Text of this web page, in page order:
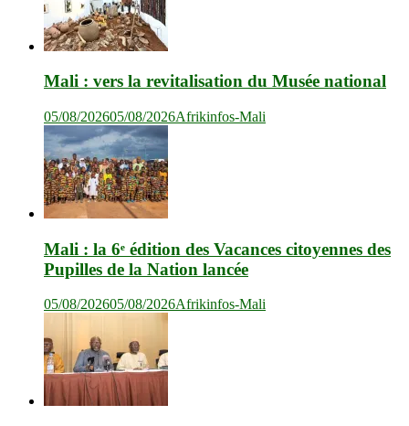
Mali : vers la revitalisation du Musée national
05/08/202605/08/2026Afrikinfos-Mali
Mali : la 6ᵉ édition des Vacances citoyennes des
Pupilles de la Nation lancée
05/08/202605/08/2026Afrikinfos-Mali